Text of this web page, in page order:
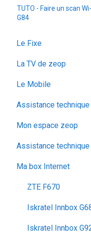
TUTO - Faire un scan
G84
Le Fixe
Facturation
Les services
Gestion email
Offres et Options
La TV de zeop
Les bouquets
Plateforme
Programmes et
Le Mobile
configuration ios
Mon abonnement
configuration
utiliser la
configuration
voyager
Assistance
recuperation achat
audiodescription
ocs go
Mon espace zeop
Carte SIM
Déménagement
Mes Cadeaux
Assistance
Les appels
Réseau & internet
SMS / MMS
Ma box Internet
ZTE F670
Iskratel Innbox
Iskratel Innbox